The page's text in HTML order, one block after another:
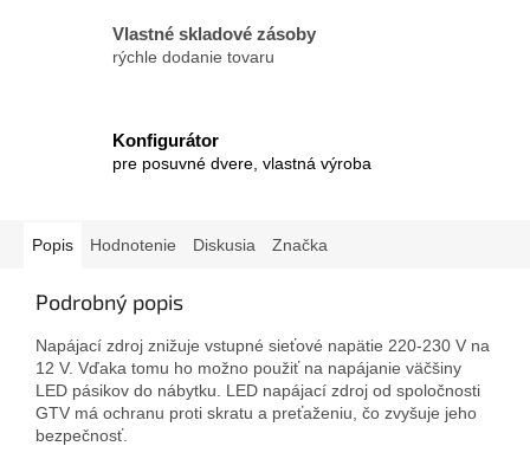
Vlastné skladové zásoby
rýchle dodanie tovaru
Konfigurátor
pre posuvné dvere, vlastná výroba
Popis Hodnotenie Diskusia Značka
Podrobný popis
Napájací zdroj znižuje vstupné sieťové napätie 220-230 V na
12 V. Vďaka tomu ho možno použiť na napájanie väčšiny
LED pásikov do nábytku. LED napájací zdroj od spoločnosti
GTV má ochranu proti skratu a preťaženiu, čo zvyšuje jeho
bezpečnosť.